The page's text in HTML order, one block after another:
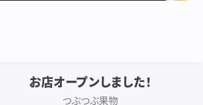
お店オープンしました！
つぶつぶ果物